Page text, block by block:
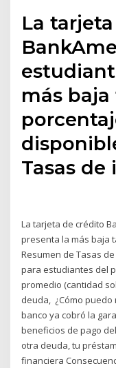
La
más baja
Tasas de
La tarjeta de crédito
presenta la más baja
Resumen de Tasas
para estudiantes del
promedio (cantidad
deuda, ¿Cómo
banco ya cobró la
beneficios de pago
otra deuda, tu
financiera